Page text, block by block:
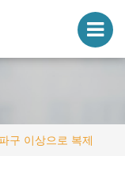
구 이상으로 복제